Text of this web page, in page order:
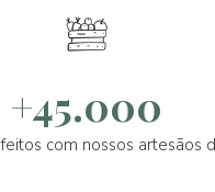
+45.000
com nossos artesãos